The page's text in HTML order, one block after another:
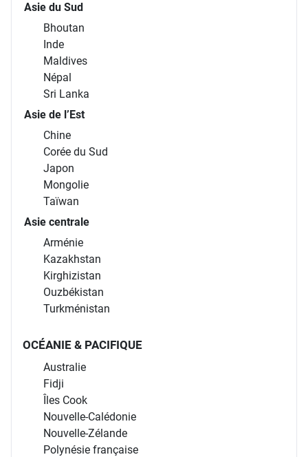
Asie du Sud
Bhoutan
Inde
Maldives
Népal
Sri Lanka
Asie de l’Est
Chine
Corée du Sud
Japon
Mongolie
Taïwan
Asie centrale
Arménie
Kazakhstan
Kirghizistan
Ouzbékistan
Turkménistan
OCÉANIE & PACIFIQUE
Australie
Fidji
Îles Cook
Nouvelle-Calédonie
Nouvelle-Zélande
Polynésie française